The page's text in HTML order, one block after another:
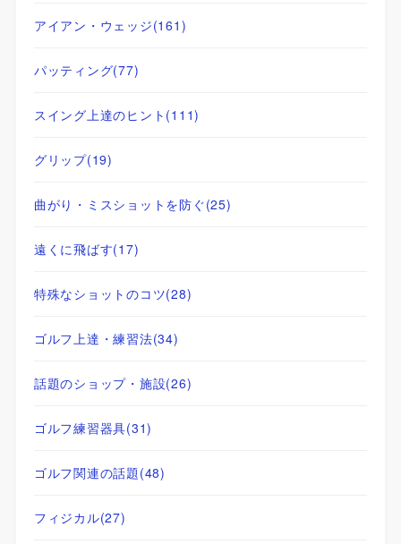
アイアン・ウェッジ(161)
パッティング(77)
スイング上達のヒント (111)
グリップ(19)
曲がり・ミスショットを防ぐ(25)
遠くに飛ばす(17)
特殊なショットのコツ(28)
ゴルフ上達・練習法(34)
話題のショップ・施設(26)
ゴルフ練習器具(31)
ゴルフ関連の話題(48)
フィジカル(27)